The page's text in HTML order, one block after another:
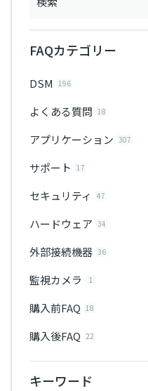
FAQカテゴリー
DSM 196
よくある質問 18
アプリケーション 307
サポート 17
セキュリティ 47
ハードウェア 34
外部接続機器 36
監視カメラ 1
購入前FAQ 18
購入後FAQ 22
キーワード